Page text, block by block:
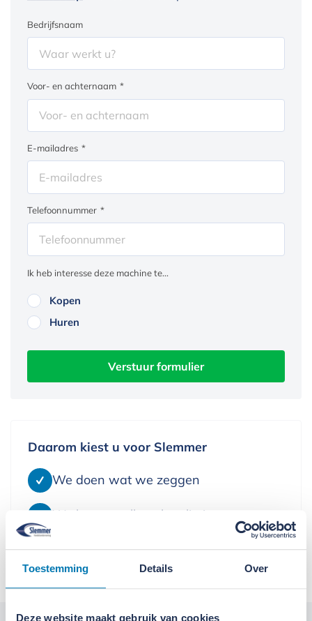
Toestemming Details Over
Deze website maakt gebruik van cookies
Bedrijfsnaam
Voor- en achternaam *
E-mailadres *
Telefoonnummer *
Ik heb interesse deze machine te...
Kopen
Huren
Verstuur formulier
Daarom kiest u voor Slemmer
We doen wat we zeggen
We leveren alleen kwaliteit
We denken in oplossingen